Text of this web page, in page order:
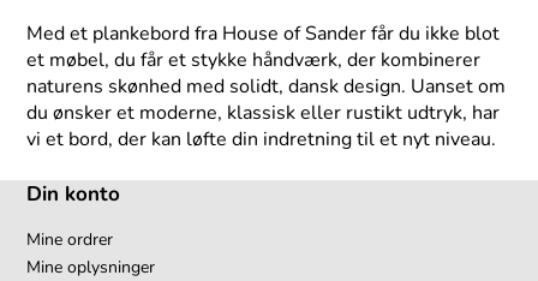
Med et plankebord fra House of Sander får du ikke blot
et møbel, du får et stykke håndværk, der kombinerer
naturens skønhed med solidt, dansk design. Uanset om
du ønsker et moderne, klassisk eller rustikt udtryk, har
vi et bord, der kan løfte din indretning til et nyt niveau.
Din konto
Mine ordrer
Mine oplysninger